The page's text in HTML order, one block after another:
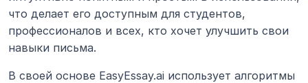
что делает его доступным для студентов,
профессионалов и всех, кто хочет улучшить свои
навыки письма.
В своей основе EasyEssay.ai использует алгоритмы